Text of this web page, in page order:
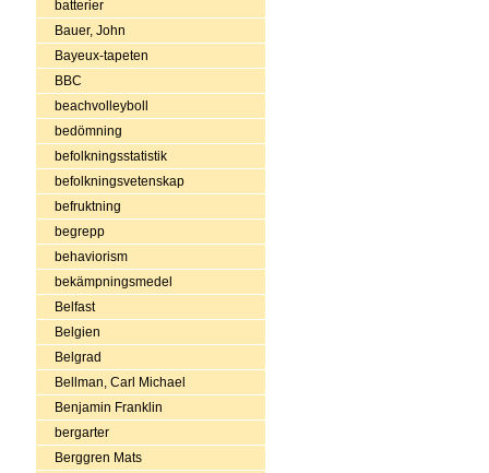
batterier
Bauer, John
Bayeux-tapeten
BBC
beachvolleyboll
bedömning
befolkningsstatistik
befolkningsvetenskap
befruktning
begrepp
behaviorism
bekämpningsmedel
Belfast
Belgien
Belgrad
Bellman, Carl Michael
Benjamin Franklin
bergarter
Berggren Mats